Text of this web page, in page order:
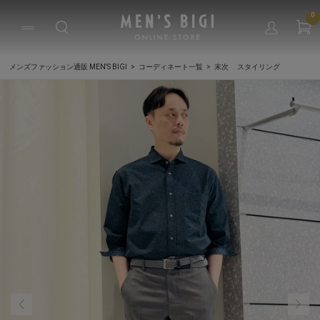
0
メンズファッション通販 MEN'S BIGI コーディネート一覧 末次 スタイリング